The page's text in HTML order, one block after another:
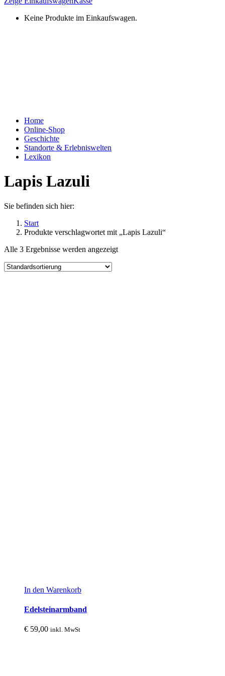
Keine Produkte im Einkaufswagen.
Home
Online-Shop
Geschichte
Standorte & Erlebniswelten
Lexikon
Lapis Lazuli
Sie befinden sich hier:
Start
Produkte verschlagwortet mit „Lapis Lazuli“
Alle 3 Ergebnisse werden angezeigt
In den Warenkorb
Edelsteinarmband
€ 59,00 inkl. MwSt